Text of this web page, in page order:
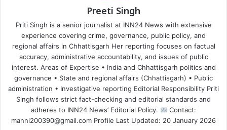
Preeti Singh
Priti Singh is a senior journalist at INN24 News with extensive
experience covering crime, governance, public policy, and
regional affairs in Chhattisgarh Her reporting focuses on factual
accuracy, administrative accountability, and issues of public
interest. Areas of Expertise • India and Chhattisgarh politics and
governance • State and regional affairs (Chhattisgarh) • Public
administration • Investigative reporting Editorial Responsibility Priti
Singh follows strict fact-checking and editorial standards and
adheres to INN24 News’ Editorial Policy.
Contact:
manni200390@gmail.com Profile Last Updated: 20 January 2026